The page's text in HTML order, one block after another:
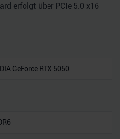
erfolgt über PCIe 5.0 x16
GeForce RTX 5050